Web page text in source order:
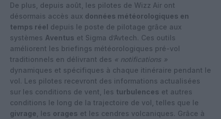
De plus, depuis août, les pilotes de Wizz Air ont
désormais accès aux données météorologiques en
temps réel depuis le poste de pilotage grâce aux
systèmes Aventus et Sigma d’Avtech. Ces outils
améliorent les briefings météorologiques pré-vol
traditionnels en délivrant des « notifications »
dynamiques et spécifiques à chaque itinéraire pendant le
vol. Les pilotes recevront des informations actualisées
sur les conditions de vent, les turbulences et autres
conditions le long de la trajectoire de vol, telles que le
givrage , les orages et les cendres volcaniques. Grâce à